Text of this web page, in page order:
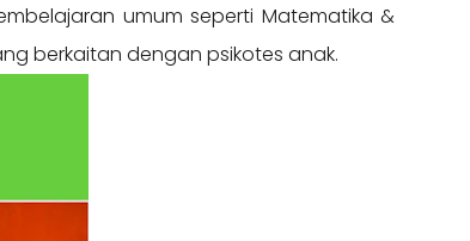
umum seperti Matematika &
berkaitan dengan psikotes anak.